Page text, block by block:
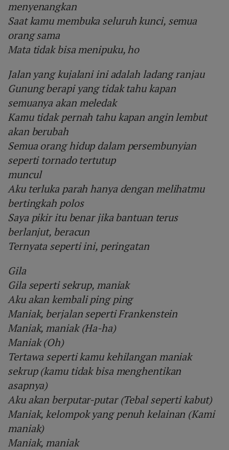
menyenangkan
Saat kamu membuka seluruh kunci, semua
orang sama
Mata tidak bisa menipuku, ho
Jalan yang kujalani ini adalah ladang ranjau
Gunung berapi yang tidak tahu kapan
semuanya akan meledak
Kamu tidak pernah tahu kapan angin lembut
akan berubah
Semua orang hidup dalam persembunyian
seperti tornado tertutup
muncul
Aku terluka parah hanya dengan melihatmu
bertingkah polos
Saya pikir itu benar jika bantuan terus
berlanjut, beracun
Ternyata seperti ini, peringatan
Gila
Gila seperti sekrup, maniak
Aku akan kembali ping ping
Maniak, berjalan seperti Frankenstein
Maniak, maniak (Ha-ha)
Maniak (Oh)
Tertawa seperti kamu kehilangan maniak
sekrup (kamu tidak bisa menghentikan
asapnya)
Aku akan berputar-putar (Tebal seperti kabut)
Maniak, kelompok yang penuh kelainan (Kami
maniak)
Maniak, maniak